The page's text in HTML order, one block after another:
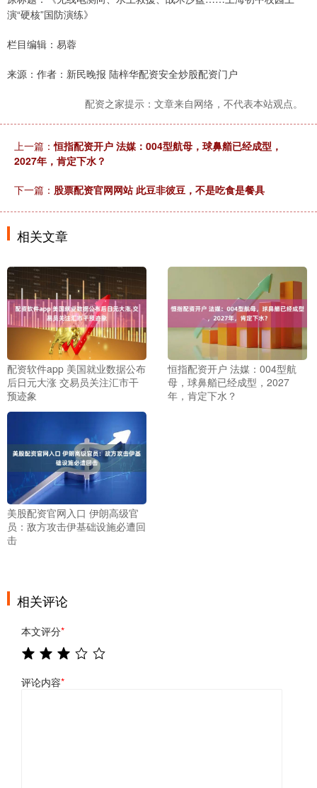
演“硬核”国防演练》
栏目编辑：易蓉
来源：作者：新民晚报 陆梓华配资安全炒股配资门户
配资之家提示：文章来自网络，不代表本站观点。
上一篇：恒指配资开户 法媒：004型航母，球鼻艏已经成型，
2027年，肯定下水？
下一篇： 股票配资官网网站 此豆非彼豆，不是吃食是餐具
相关文章
配资软件app 美国就业数据公布
后日元大涨 交易员关注汇市干
预迹象
恒指配资开户 法媒：004型航
母，球鼻艏已经成型，2027
年，肯定下水？
美股配资官网入口 伊朗高级官
员：敌方攻击伊基础设施必遭回
击
相关评论
本文评分*
评论内容*